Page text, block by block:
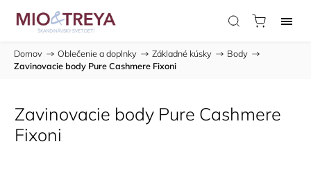
Domov / Oblečenie a doplnky / Základné kúsky / Body /
Zavinovacie body Pure Cashmere Fixoni
Zavinovacie body Pure Cashmere
Fixoni